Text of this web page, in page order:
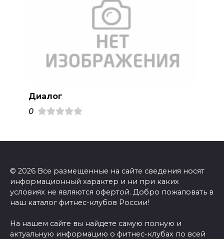
Диалог
0
© 2026 Все размещенные на сайте сведения носят
информационный характер и ни при каких
условиях не являются офертой. Добро пожаловать в
наш каталог фитнес-клубов России!
На нашем сайте вы найдете самую полную и
актуальную информацию о фитнес-клубах по всей